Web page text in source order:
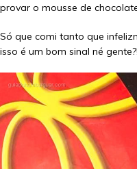
provar o mousse de
Só que comi tanto que
isso é um bom sinal né